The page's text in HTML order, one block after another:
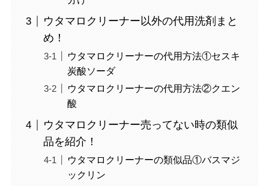
ウタマロクリーナー以外の代用洗剤まと
め！
ウタマロクリーナーの代用方法①セスキ
炭酸ソーダ
ウタマロクリーナーの代用方法②クエン
酸
ウタマロクリーナー売ってない時の類似
品を紹介！
ウタマロクリーナーの類似品①バスマジ
ックリン